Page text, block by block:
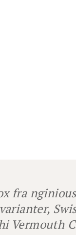
fra
Vermouth